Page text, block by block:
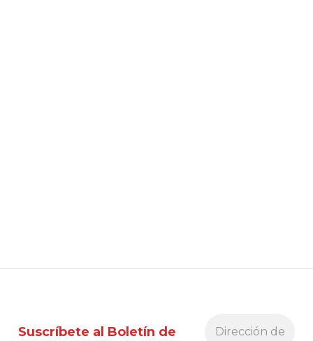
Suscríbete al Boletín de